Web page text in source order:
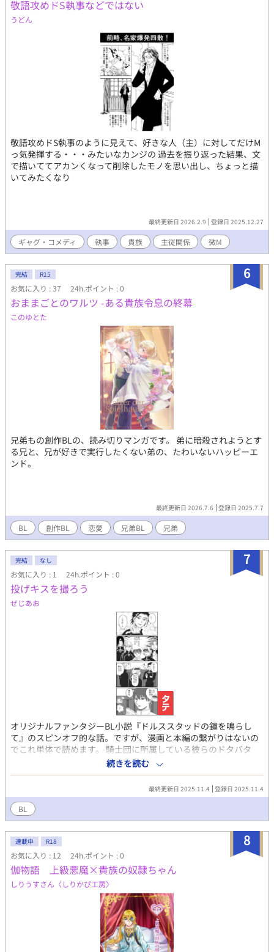
敬語攻めドS執事などではない
うどん
敬語攻めドS執事のように見えて、好きな人（主）に対してだけM
っ気発揮する・・・みたいなカンジの 過去を振り返った結果、文
で描いててアカンくなって削除したモノを思い出し、ちょっと描
いてみたくなり
最終更新日 2026.2.9 登録日 2025.12.27
ギャグ・コメディ 執事 貴族 主従関係 微M
6
完結 R15
お気に入り : 37 24h.ポイント : 0
おままごとのワルツ -ある貴族令息の終幕
このゆとた
兄弟もの創作BLの、読み切りマンガです。 弟に暗殺されようとす
る兄と、兄が好きで実行したくない弟の、たわいないハッピーエ
ンド。
最終更新日 2026.7.6 登録日 2025.7.7
BL 創作BL 恋愛 兄弟BL 兄弟
7
完結 なし
お気に入り : 1 24h.ポイント : 0
投げキスを撮ろう
ぜじあお
オリジナルファンタジーBL小説『ドルススタッドの鐘を鳴らし
て』のスピンオフ的な話。ですが、漫画と本編の繋がりはないの
でこれ単体で読めます。 騎士団に所属している彼らのドタバタ
話。 貴族ばかりなので写真は耽美青年カレンダー宜しく近隣に販
売される……かも？
続きを読む
最終更新日 2025.11.4 登録日 2025.11.4
BL
8
連載中 R18
お気に入り : 12 24h.ポイント : 0
伽物語 上級悪魔×貴族の奴隷ちゃん
しりうすさん〈しりかぴ工房〉